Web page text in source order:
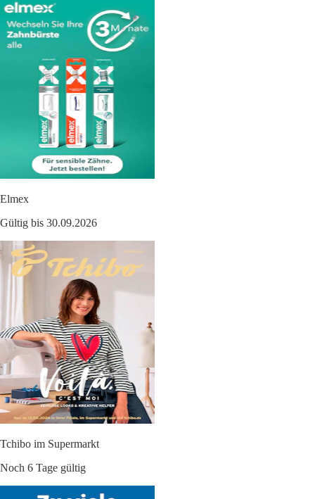
Elmex
Gültig bis 30.09.2026
Tchibo im Supermarkt
Noch 6 Tage gültig